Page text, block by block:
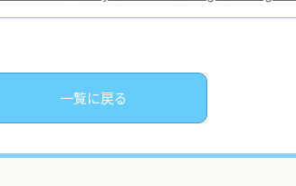
一覧に戻る